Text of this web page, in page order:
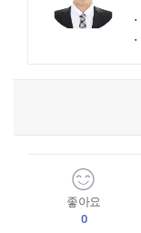
좋아요
0